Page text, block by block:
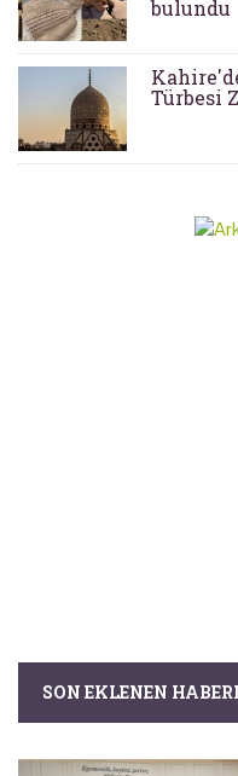
bulundu
Türbesi
SON EKLENEN